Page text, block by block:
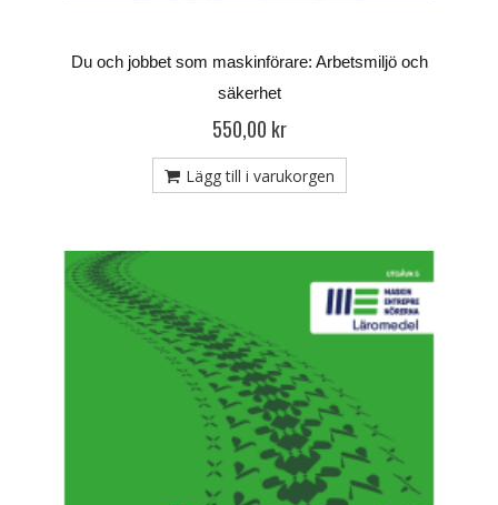
Du och jobbet som maskinförare: Arbetsmiljö och
säkerhet
550,00 kr
Lägg till i varukorgen